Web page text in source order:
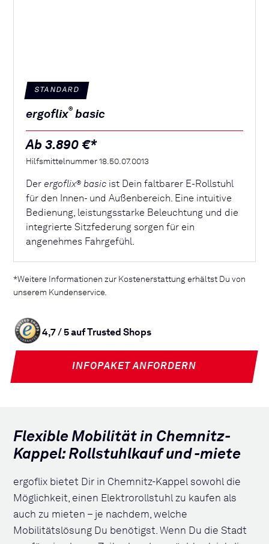
STANDARD
ergoflix® basic
Ab 3.890 €*
Hilfsmittelnummer 18.50.07.0013
Derergoflix® basic ist Dein faltbarer E-Rollstuhl
für den Innen- und Außenbereich. Eine intuitive
Bedienung, leistungsstarke Beleuchtung und die
integrierte Sitzfederung sorgen für ein
angenehmes Fahrgefühl.
*Weitere Informationen zur Kostenerstattung erhältst Du von
unserem Kundenservice.
4,7 / 5 auf Trusted Shops
INFOPAKET ANFORDERN
Flexible Mobilität in Chemnitz-
Kappel: Rollstuhlkauf und -miete
ergoflix bietet Dir in Chemnitz-Kappel sowohl die
Möglichkeit, einen Elektrorollstuhl zu kaufen als
auch zu mieten – je nachdem, welche
Mobilitätslösung Du benötigst. Wenn Du die Stadt